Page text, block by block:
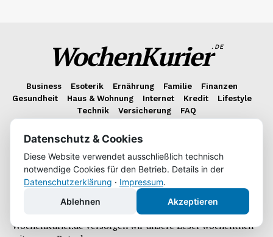
WochenKurier.DE
Business Esoterik Ernährung Familie
Finanzen
Gesundheit
Haus & Wohnung Internet Kredit
Lifestyle
Technik
Versicherung FAQ
Über uns
Wir sind ein Team aus leidenschaftlichen Redakteuren, das
es sich zur Aufgabe gemacht hat, unsere Leser stets mit
nützlichen Informationen zu unterhalten. Wir brennen für
anspruchsvolle Didaktik und präzise Anleitungen. Auf
WochenKurier.de versorgen wir unsere Leser wöchentlich
Datenschutz & Cookies
Diese Website verwendet ausschließlich technisch
notwendige Cookies für den Betrieb. Details in der
Datenschutzerklärung · Impressum.
Ablehnen
Akzeptieren